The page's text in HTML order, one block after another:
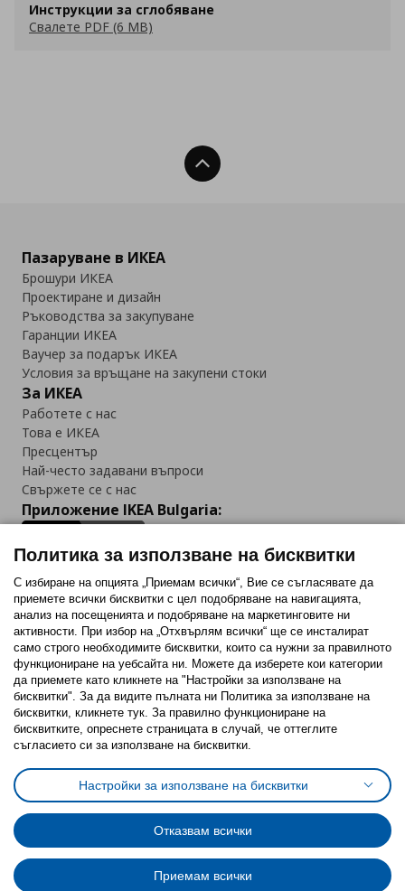
Инструкции за сглобяване
Свалете PDF (6 MB)
Нагоре
Пазаруване в ИКЕА
Брошури ИКЕА
Проектиране и дизайн
Ръководства за закупуване
Гаранции ИКЕА
Ваучер за подарък ИКЕА
Условия за връщане на закупени стоки
За ИКЕА
Работете с нас
Това е ИКЕА
Пресцентър
Най-често задавани въпроси
Свържете се с нас
Приложение IKEA Bulgaria:
Последвайте ни:
FacebookTwitterYoutubePinterestInstagram
Политика за използване на бисквитки (Cookies)
Избор на настройки за използване на бисквитки
Условия за ползване на ikea.bgОбща политика за личните данни
Политика за защита на личните данни на ikea.bg
Общи условия на програма IKEA Family
Политика за защита на лични данни на програма IKEA Family
Политика за използване на бисквитки
С избиране на опцията „Приемам всички“, Вие се съгласявате да
приемете всички бисквитки с цел подобряване на навигацията,
анализ на посещенията и подобряване на маркетинговите ни
активности. При избор на „Отхвърлям всички“ ще се инсталират
само строго необходимитe бисквитки, които са нужни за правилното
функциониране на уебсайта ни. Можете да изберете кои категории
да приемете като кликнете на "Настройки за използване на
бисквитки". За да видите пълната ни Политика за използване на
бисквитки, кликнете тук. За правилно функциониране на
бисквитките, опреснете страницата в случай, че оттеглите
съгласието си за използване на бисквитки.
Настройки за използване на бисквитки
Отказвам всички
Приемам всички